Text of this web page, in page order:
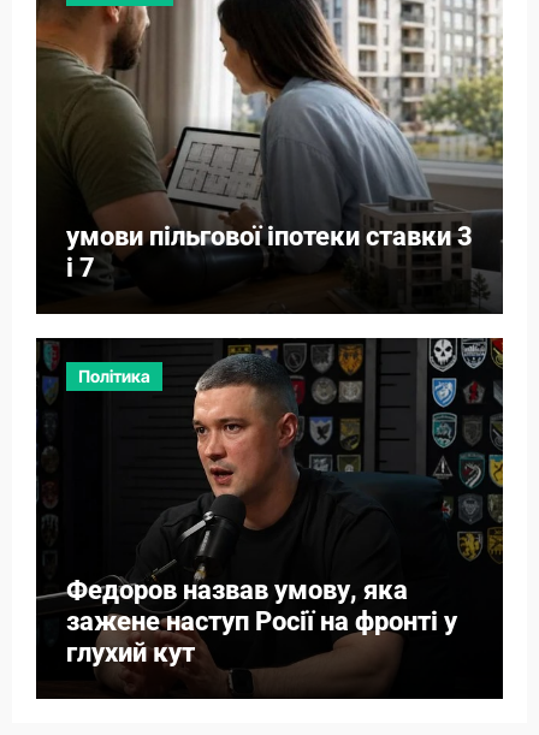
умови пільгової іпотеки ставки 3
і 7
Політика
Федоров назвав умову, яка
зажене наступ Росії на фронті у
глухий кут